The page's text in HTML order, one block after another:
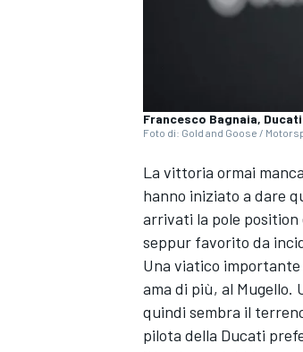
Francesco Bagnaia, Ducati
Foto di: Gold and Goose /
La vittoria ormai
hanno iniziato a dare
arrivati la pole position
seppur favorito da
Una viatico
ama di più, al Mugello.
quindi sembra il
pilota della Ducati